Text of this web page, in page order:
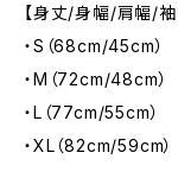
【身丈/身幅/肩幅/
・S（68cm/45cm）
・M（72cm/48cm）
・L（77cm/55cm）
・XL（82cm/59cm）